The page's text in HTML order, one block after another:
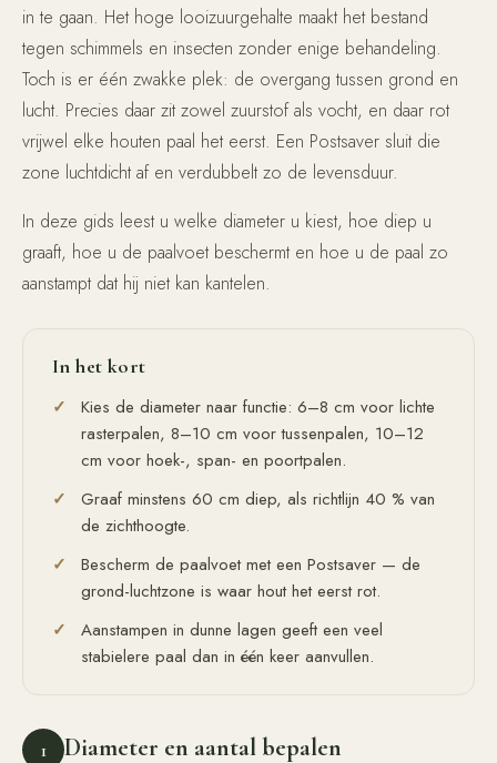
in te gaan. Het hoge looizuurgehalte maakt het bestand
tegen schimmels en insecten zonder enige behandeling.
Toch is er één zwakke plek: de overgang tussen grond en
lucht. Precies daar zit zowel zuurstof als vocht, en daar rot
vrijwel elke houten paal het eerst. Een Postsaver sluit die
zone luchtdicht af en verdubbelt zo de levensduur.
In deze gids leest u welke diameter u kiest, hoe diep u
graaft, hoe u de paalvoet beschermt en hoe u de paal zo
aanstampt dat hij niet kan kantelen.
In het kort
Kies de diameter naar functie: 6–8 cm voor lichte
rasterpalen, 8–10 cm voor tussenpalen, 10–12
cm voor hoek-, span- en poortpalen.
Graaf minstens 60 cm diep, als richtlijn 40 % van
de zichthoogte.
Bescherm de paalvoet met een Postsaver — de
grond-luchtzone is waar hout het eerst rot.
Aanstampen in dunne lagen geeft een veel
stabielere paal dan in één keer aanvullen.
1 Diameter en aantal bepalen